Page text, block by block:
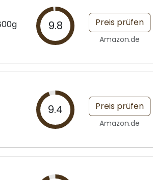
9.8 Preis prüfen
Amazon.de
9.4 Preis prüfen
Amazon.de